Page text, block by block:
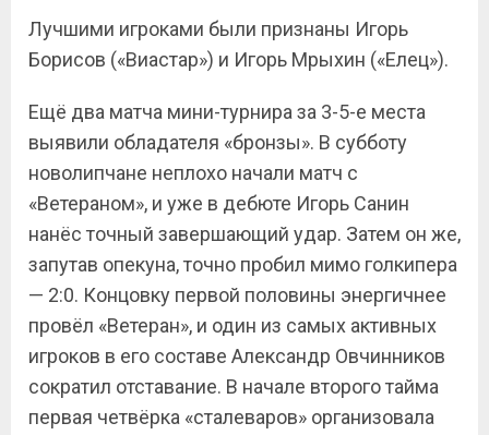
Лучшими игроками были признаны Игорь
Борисов («Виастар») и Игорь Мрыхин («Елец»).
Ещё два матча мини-турнира за 3-5-е места
выявили обладателя «бронзы». В субботу
новолипчане неплохо начали матч с
«Ветераном», и уже в дебюте Игорь Санин
нанёс точный завершающий удар. Затем он же,
запутав опекуна, точно пробил мимо голкипера
— 2:0. Концовку первой половины энергичнее
провёл «Ветеран», и один из самых активных
игроков в его составе Александр Овчинников
сократил отставание. В начале второго тайма
первая четвёрка «сталеваров» организовала